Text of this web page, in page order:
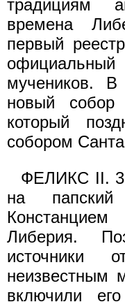
традициям
времена
первый
официальный
мучеников.
новый собор
который
собором
ФЕЛИКС II.
на папский
Либерия.
источники
неизвестным
включили